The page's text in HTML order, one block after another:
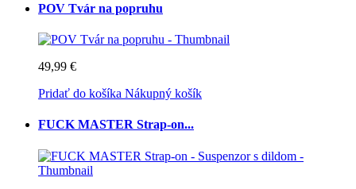
POV Tvár na popruhu
49,99 €
Pridať do košíka Nákupný košík
FUCK MASTER Strap-on...